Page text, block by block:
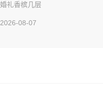
婚礼香槟几层
2026-08-07